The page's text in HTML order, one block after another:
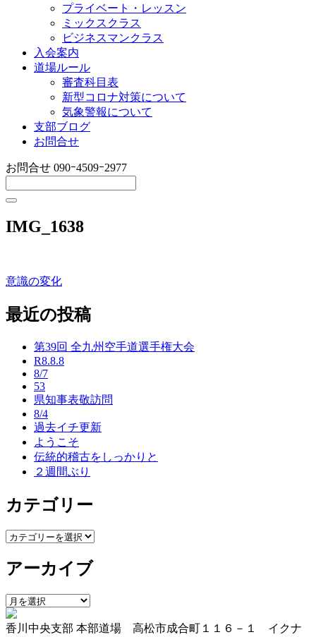
プライベート・レッスン
ミックスクラス
ビジネスマンクラス
入会案内
道場ルール
審査科目表
新型コロナ対策について
気象警報について
支部ブログ
お問合せ
お問合せ 090ｰ4509ｰ2977
IMG_1638
投
稿
意識の変化
最近の投稿
第39回 全九州空手道選手権大会
R8.8.8
8/7
53
県知事表敬訪問
8/4
過去イチ更新
ようこそ
伝統的稽古をしっかりと
２週間ぶり
カテゴリー
カ
ゴ
ー
アーカイブ
ア
ー
カ
香川中央支部 本部道場 高松市成合町１１６－１ イクナ